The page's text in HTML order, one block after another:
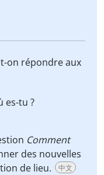
on répondre aux
es-tu ?
Comment
des nouvelles
de lieu.
中文